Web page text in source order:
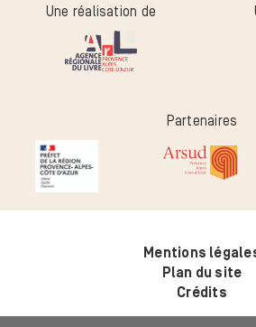
Une réalisation de
Partenaires
Mentions
Plan du site
Crédits